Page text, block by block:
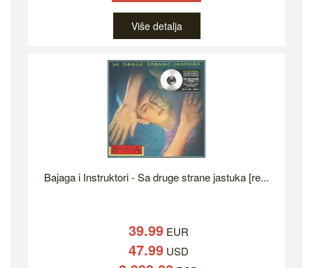
Više detalja
Bajaga i Instruktori - Sa druge strane jastuka [re...
39.99EUR
47.99USD